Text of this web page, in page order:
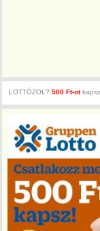
LOTTÓZOL? 500 Ft-ot